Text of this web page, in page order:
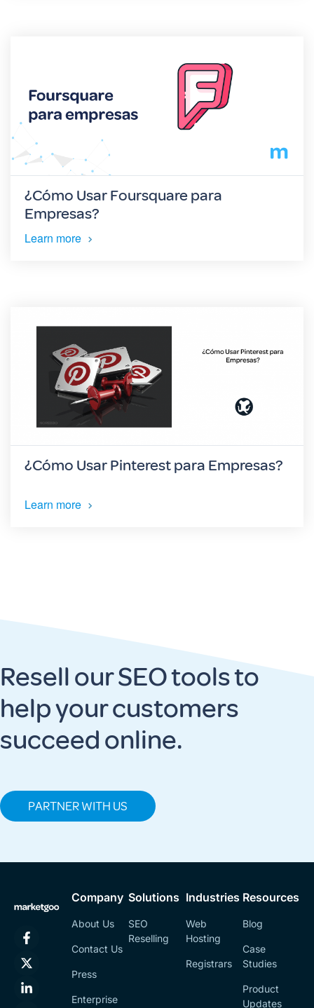
¿Cómo Usar Foursquare para
Empresas?
Learn more
¿Cómo Usar Pinterest para Empresas?
Learn more
Resell our SEO tools to
help your customers
succeed online.
PARTNER WITH US
Company
About Us
Contact Us
Press
Enterprise
Solutions
SEO
Reselling
Industries
Web
Hosting
Registrars
Resources
Blog
Case
Studies
Product
Updates